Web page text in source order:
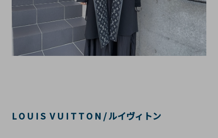
L O U I S V U I T T O N / ルイヴィトン